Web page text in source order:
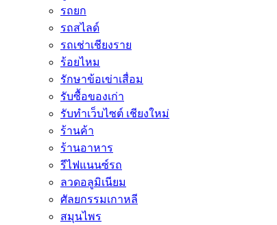
รถยก
รถสไลด์
รถเช่าเชียงราย
ร้อยไหม
รักษาข้อเข่าเสื่อม
รับซื้อของเก่า
รับทำเว็บไซต์ เชียงใหม่
ร้านค้า
ร้านอาหาร
รีไฟแนนซ์รถ
ลวดอลูมิเนียม
ศัลยกรรมเกาหลี
สมุนไพร